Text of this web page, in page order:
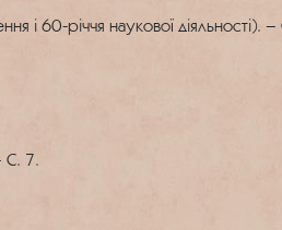
і 60-річчя наукової діяльності). –
С. 7.